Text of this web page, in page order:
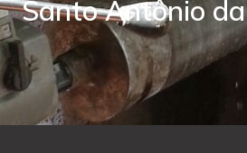
Santo Antônio